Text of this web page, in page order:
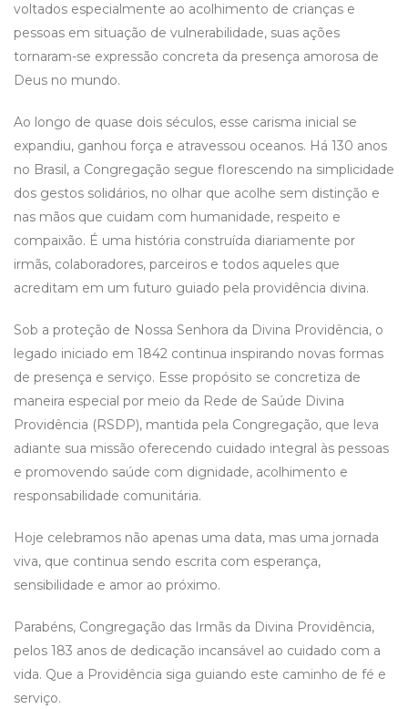
voltados especialmente ao acolhimento de crianças e
pessoas em situação de vulnerabilidade, suas ações
tornaram-se expressão concreta da presença amorosa de
Deus no mundo.
Ao longo de quase dois séculos, esse carisma inicial se
expandiu, ganhou força e atravessou oceanos. Há 130 anos
no Brasil, a Congregação segue florescendo na simplicidade
dos gestos solidários, no olhar que acolhe sem distinção e
nas mãos que cuidam com humanidade, respeito e
compaixão. É uma história construída diariamente por
irmãs, colaboradores, parceiros e todos aqueles que
acreditam em um futuro guiado pela providência divina.
Sob a proteção de Nossa Senhora da Divina Providência, o
legado iniciado em 1842 continua inspirando novas formas
de presença e serviço. Esse propósito se concretiza de
maneira especial por meio da Rede de Saúde Divina
Providência (RSDP), mantida pela Congregação, que leva
adiante sua missão oferecendo cuidado integral às pessoas
e promovendo saúde com dignidade, acolhimento e
responsabilidade comunitária.
Hoje celebramos não apenas uma data, mas uma jornada
viva, que continua sendo escrita com esperança,
sensibilidade e amor ao próximo.
Parabéns, Congregação das Irmãs da Divina Providência,
pelos 183 anos de dedicação incansável ao cuidado com a
vida. Que a Providência siga guiando este caminho de fé e
serviço.